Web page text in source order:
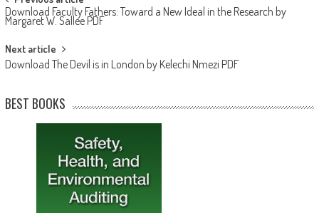
Download Faculty Fathers: Toward a New Ideal in the Research by
Margaret W. Sallee PDF
Next article
Download The Devil is in London by Kelechi Nmezi PDF
BEST BOOKS